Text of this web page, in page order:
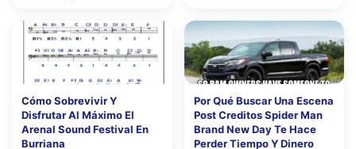
Cómo Sobrevivir Y
Disfrutar Al Máximo El
Arenal Sound Festival En
Burriana
Por Qué Buscar Una Escena
Post Creditos Spider Man
Brand New Day Te Hace
Perder Tiempo Y Dinero